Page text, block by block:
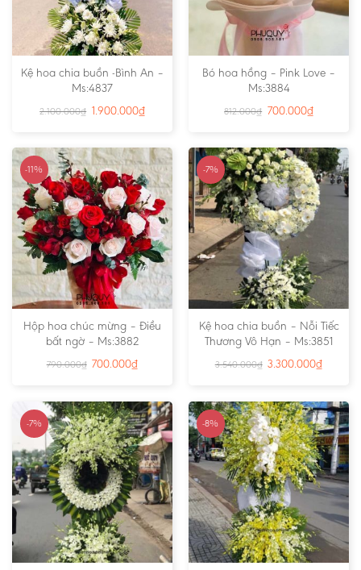
Kệ hoa chia buồn -Bình An –
Ms:4837
2.100.000₫ 1.900.000₫
Bó hoa hồng – Pink Love –
Ms:3884
812.000₫ 700.000₫
-11%
Hộp hoa chúc mừng – Điều
bất ngờ – Ms:3882
790.000₫ 700.000₫
-7%
Kệ hoa chia buồn – Nỗi Tiếc
Thương Vô Hạn – Ms:3851
3.540.000₫ 3.300.000₫
-7% -8%